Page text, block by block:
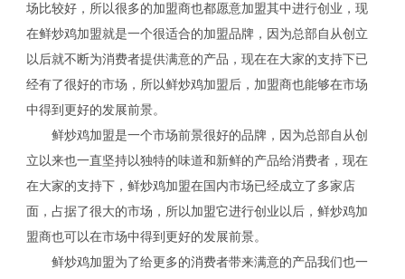
场比较好，所以很多的加盟商也都愿意加盟其中进行创业，现
在鲜炒鸡加盟就是一个很适合的加盟品牌，因为总部自从创立
以后就不断为消费者提供满意的产品，现在在大家的支持下已
经有了很好的市场，所以鲜炒鸡加盟后，加盟商也能够在市场
中得到更好的发展前景。
鲜炒鸡加盟是一个市场前景很好的品牌，因为总部自从创
立以来也一直坚持以独特的味道和新鲜的产品给消费者，现在
在大家的支持下，鲜炒鸡加盟在国内市场已经成立了多家店
面，占据了很大的市场，所以加盟它进行创业以后，鲜炒鸡加
盟商也可以在市场中得到更好的发展前景。
鲜炒鸡加盟为了给更多的消费者带来满意的产品我们也一